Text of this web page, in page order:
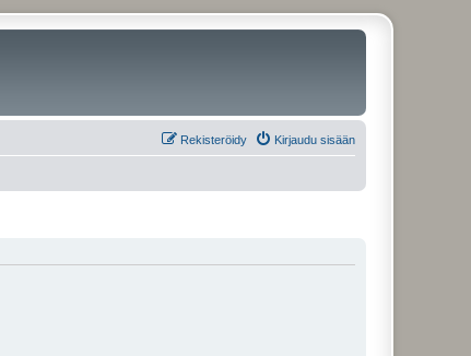
Kirjaudu sisään
Rekisteröidy